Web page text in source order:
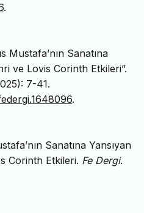
.
Mustafa’nın Sanatına
ve Lovis Corinth Etkileri”.
7-41.
.
Sanatına Yansıyan
Corinth Etkileri. Fe Dergi.